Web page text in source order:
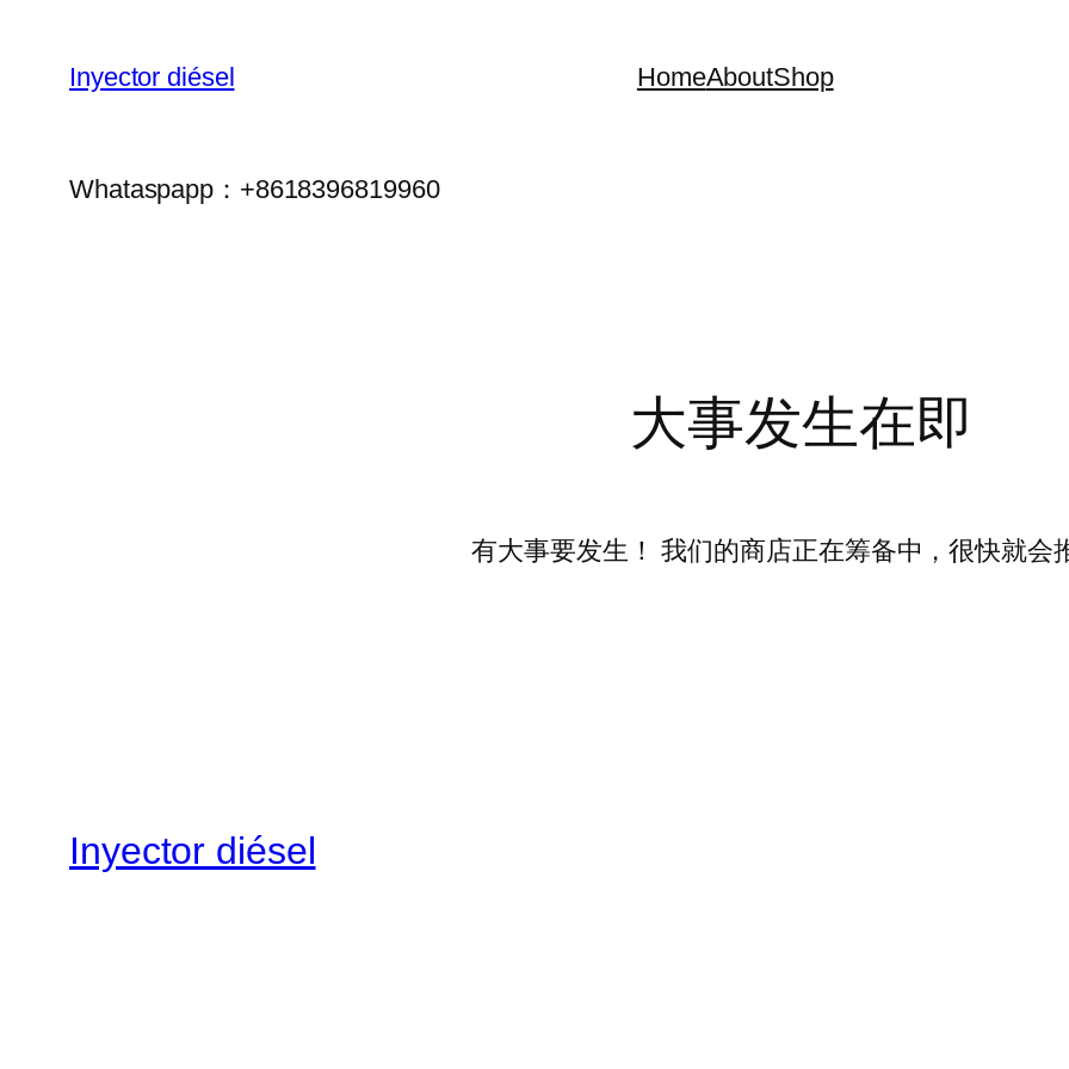
Inyector diésel HomeAboutShop
Whataspapp：+8618396819960
大事发生在即
有大事要发生！ 我们的商店正在筹备中，很快就会
Inyector diésel